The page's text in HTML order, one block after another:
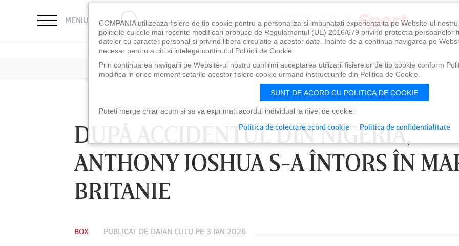
MENIU CAUTĂ
DUPĂ ACCIDENTUL DIN NIGERIA,
ANTHONY JOSHUA S-A ÎNTORS ÎN
BRITANIE
BOX PUBLICAT DE DAIAN CUTU PE 3 IAN 2026
COMPANIA utilizeaza fisiere de tip cookie pentru a personaliza si imbunatati experienta ta pe Website-ul
politicile cu cele mai recente modificari propuse de Regulamentul (UE) 2016/679 privind protectia persoanelor
datelor cu caracter personal si privind libera circulatie a acestor date. Inainte de a continua navigarea pe
necesar pentru a citi si intelege continutul Politicii de Cookie.
Prin continuarea navigarii pe Website-ul nostru confirmi acceptarea utilizarii fisierelor de tip cookie conform
modifica in orice moment setarile acestor fisiere cookie urmand instructiunile din Politica de Cookie.
SUNT DE ACORD CU POLITICA DE COOKIE
Puteti merge chiar acum si sa va exprimati acordul individual la nivel de cookie:
Politica de colectare acord cookie Politica de confidentialitate